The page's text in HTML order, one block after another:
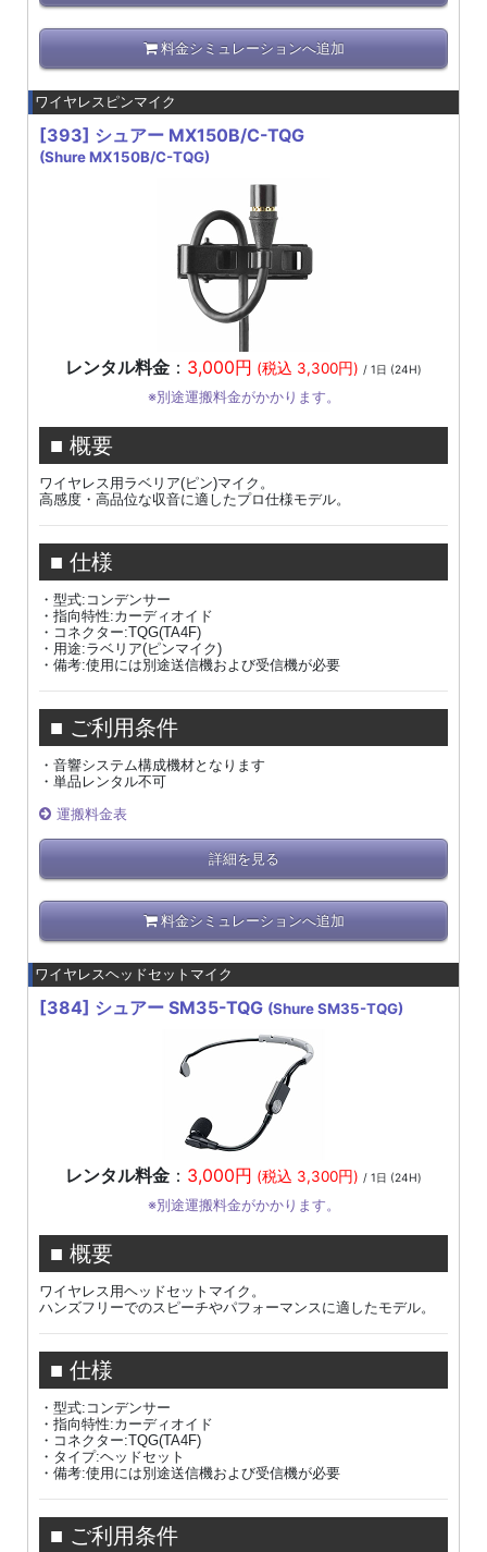
料金シミュレーションへ追加
ワイヤレスピンマイク
[393] シュアー MX150B/C-TQG
(Shure MX150B/C-TQG)
レンタル料金 ： 3,000円 (税込 3,300円) / 1日 (24H)
※別途運搬料金がかかります。
■ 概要
ワイヤレス用ラベリア(ピン)マイク。
高感度・高品位な収音に適したプロ仕様モデル。
■ 仕様
・型式:コンデンサー
・指向特性:カーディオイド
・コネクター:TQG(TA4F)
・用途:ラベリア(ピンマイク)
・備考:使用には別途送信機および受信機が必要
■ ご利用条件
・音響システム構成機材となります
・単品レンタル不可
運搬料金表
詳細を見る
料金シミュレーションへ追加
ワイヤレスヘッドセットマイク
[384] シュアー SM35-TQG (Shure SM35-TQG)
レンタル料金 ： 3,000円 (税込 3,300円) / 1日 (24H)
※別途運搬料金がかかります。
■ 概要
ワイヤレス用ヘッドセットマイク。
ハンズフリーでのスピーチやパフォーマンスに適したモデル。
■ 仕様
・型式:コンデンサー
・指向特性:カーディオイド
・コネクター:TQG(TA4F)
・タイプ:ヘッドセット
・備考:使用には別途送信機および受信機が必要
■ ご利用条件